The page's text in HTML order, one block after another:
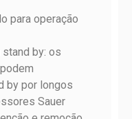
para operação
by: os
by por longos
Sauer